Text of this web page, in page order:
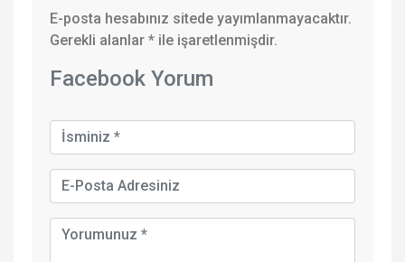
E-posta hesabınız sitede yayımlanmayacaktır.
Gerekli alanlar * ile işaretlenmişdir.
Facebook Yorum